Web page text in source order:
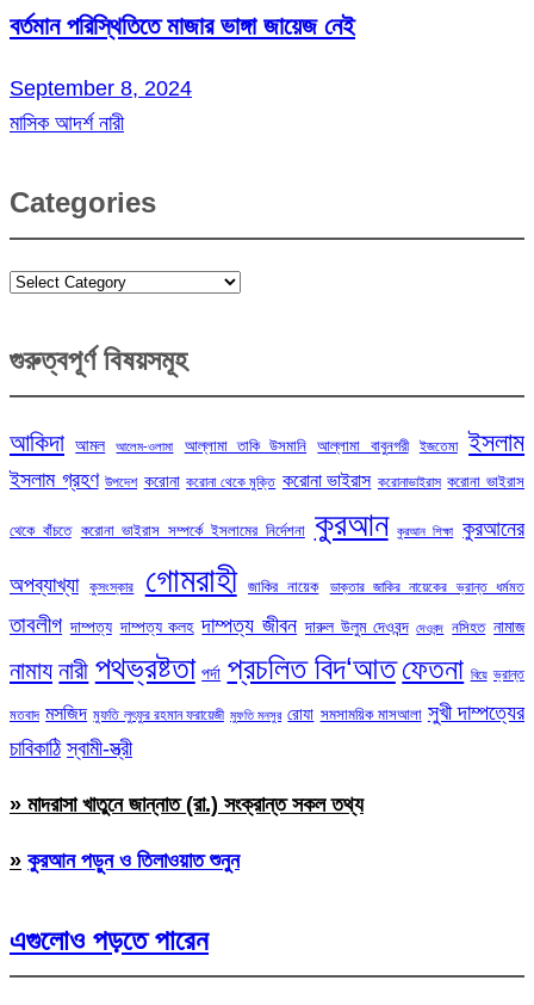
বর্তমান পরিস্থিতিতে মাজার ভাঙ্গা জায়েজ নেই
September 8, 2024
মাসিক আদর্শ নারী
Categories
Categories
গুরুত্বপূর্ণ বিষয়সমূহ
আকিদা আমল আলেম-ওলামা আল্লামা তাকি উসমানি আল্লামা বাবুনগরী ইজতেমা ইসলাম
ইসলাম গ্রহণ উপদেশ করোনা করোনা থেকে মুক্তি করোনা ভাইরাস করোনাভাইরাস করোনা ভাইরাস
থেকে বাঁচতে করোনা ভাইরাস সম্পর্কে ইসলামের নির্দেশনা কুরআন কুরআন শিক্ষা কুরআনের
অপব্যাখ্যা কুসংস্কার গোমরাহী জাকির নায়েক ডাক্তার জাকির নায়েকের ভ্রান্ত ধর্মমত
তাবলীগ দাম্পত্য দাম্পত্য কলহ দাম্পত্য জীবন দারুল উলুম দেওবন্দ দেওবন্দ নসিহত নামাজ
নামায নারী পথভ্রষ্টতা পর্দা প্রচলিত বিদ‘আত ফেতনা বিয়ে ভ্রান্ত
মতবাদ মসজিদ মুফতি লুৎফুর রহমান ফরায়েজী মুফতি মনসুর রোযা সমসাময়িক মাসআলা সুখী দাম্পত্যের
চাবিকাঠি স্বামী-স্ত্রী
» মাদরাসা খাতুনে জান্নাত (রা.) সংক্রান্ত সকল তথ্য
» কুরআন পড়ুন ও তিলাওয়াত শুনুন
এগুলোও পড়তে পারেন